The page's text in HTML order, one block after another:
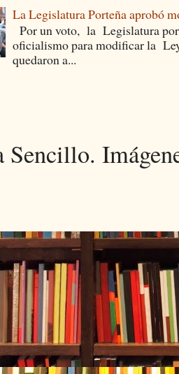
La Legislatura Porteña aprobó
Por un voto, la Legislatura
oficialismo para modificar la
quedaron a...
Sencillo.